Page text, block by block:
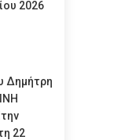
2026
Δημήτρη
22